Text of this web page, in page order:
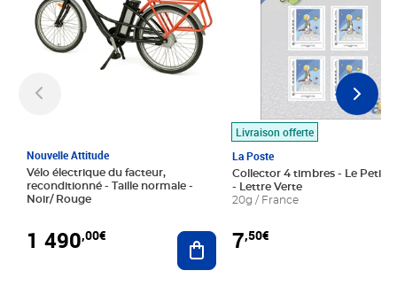
Nouvelle Attitude
Vélo électrique du facteur,
reconditionné - Taille normale -
Noir/ Rouge
1 490,00€ Ajouter au panier
Livraison offerte
La Poste
Collector 4 timbres - Le Petit
- Lettre Verte
20g / France
7,50€